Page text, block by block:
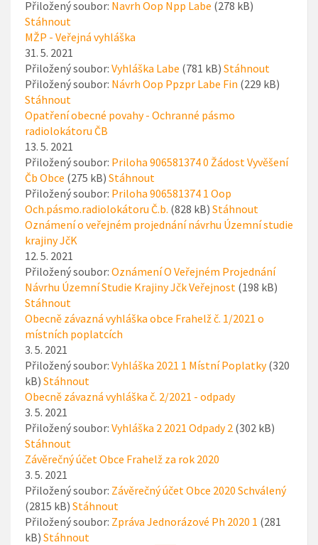
Přiložený soubor: Navrh Oop Npp Labe (278 kB)
Stáhnout
MŽP - Veřejná vyhláška
31. 5. 2021
Přiložený soubor: Vyhláška Labe (781 kB) Stáhnout
Přiložený soubor: Návrh Oop Ppzpr Labe Fin (229 kB)
Stáhnout
Opatření obecné povahy - Ochranné pásmo
radiolokátoru ČB
13. 5. 2021
Přiložený soubor: Priloha 906581374 0 Žádost Vyvěšení
Čb Obce (275 kB) Stáhnout
Přiložený soubor: Priloha 906581374 1 Oop
Och.pásmo.radiolokátoru Č.b. (828 kB) Stáhnout
Oznámení o veřejném projednání návrhu Územní studie
krajiny JčK
12. 5. 2021
Přiložený soubor: Oznámení O Veřejném Projednání
Návrhu Územní Studie Krajiny Jčk Veřejnost (198 kB)
Stáhnout
Obecně závazná vyhláška obce Frahelž č. 1/2021 o
místních poplatcích
3. 5. 2021
Přiložený soubor: Vyhláška 2021 1 Místní Poplatky(320
kB) Stáhnout
Obecně závazná vyhláška č. 2/2021 - odpady
3. 5. 2021
Přiložený soubor: Vyhláška 2 2021 Odpady 2 (302 kB)
Stáhnout
Závěrečný účet Obce Frahelž za rok 2020
3. 5. 2021
Přiložený soubor: Závěrečný účet Obce 2020 Schválený
(2815 kB) Stáhnout
Přiložený soubor: Zpráva Jednorázové Ph 2020 1 (281
kB) Stáhnout